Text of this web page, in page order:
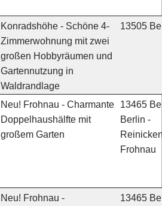
Konradshöhe - Schöne 4-
Zimmerwohnung mit zwei
großen Hobbyräumen und
Gartennutzung in
Waldrandlage
13505
Neu! Frohnau - Charmante
Doppelhaushälfte mit
großem Garten
13465
Berlin -
Frohnau
Neu! Frohnau -
13465